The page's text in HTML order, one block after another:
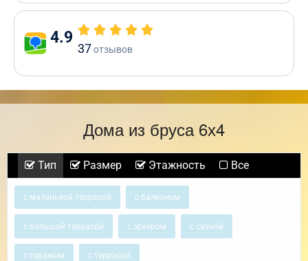
4.9
37отзывов
Дома из бруса 6х4
Тип Размер Этажность Все
с маленькой террасой с балконом
с большой террасой с эркером с сауной
с гаражом с террасой